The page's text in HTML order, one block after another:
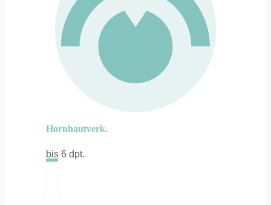
Hornhautverk.
bis 6 dpt.